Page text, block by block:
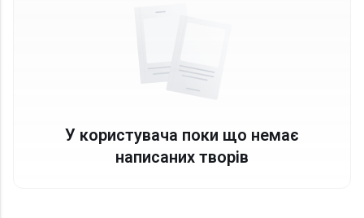
У користувача поки що немає
написаних творів